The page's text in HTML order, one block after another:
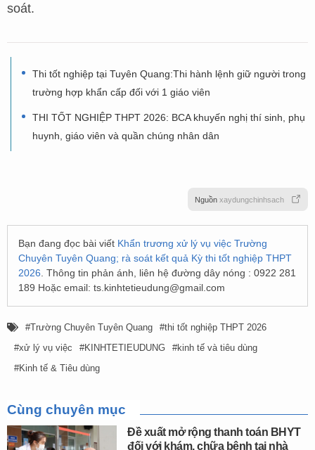
soát.
Thi tốt nghiệp tại Tuyên Quang:Thi hành lệnh giữ người trong
trường hợp khẩn cấp đối với 1 giáo viên
THI TỐT NGHIỆP THPT 2026: BCA khuyến nghị thí sinh, phụ
huynh, giáo viên và quần chúng nhân dân
Nguồn xaydungchinhsach
Bạn đang đọc bài viết Khẩn trương xử lý vụ việc Trường
Chuyên Tuyên Quang; rà soát kết quả Kỳ thi tốt nghiệp THPT
2026 . Thông tin phản ánh, liên hệ đường dây nóng : 0922 281
189 Hoặc email: ts.kinhtetieudung@gmail.com
Trường Chuyên Tuyên Quang
thi tốt nghiệp THPT 2026
xử lý vụ việc
KINHTETIEUDUNG
kinh tế và tiêu dùng
Kinh tế & Tiêu dùng
Cùng chuyên mục
Đề xuất mở rộng thanh toán BHYT
đối với khám, chữa bệnh tại nhà